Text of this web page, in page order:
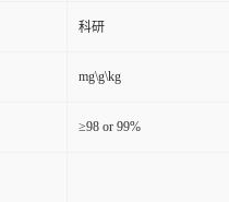
科研
mg\g\kg
≥98 or 99%